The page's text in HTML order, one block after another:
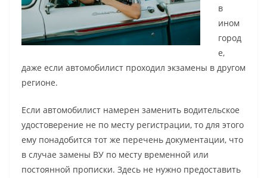
в
ином
город
е,
даже если автомобилист проходил экзамены в другом
регионе.
Если автомобилист намерен заменить водительское
удостоверение не по месту регистрации, то для этого
ему понадобится тот же перечень документации, что
в случае замены ВУ по месту временной или
постоянной прописки. Здесь не нужно предоставить